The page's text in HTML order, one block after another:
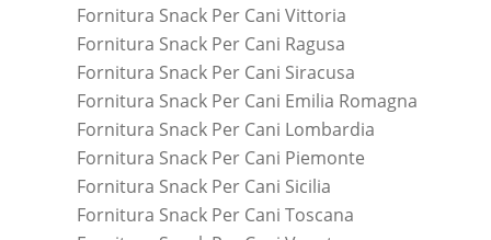
Fornitura Snack Per Cani Vittoria
Fornitura Snack Per Cani Ragusa
Fornitura Snack Per Cani Siracusa
Fornitura Snack Per Cani Emilia Romagna
Fornitura Snack Per Cani Lombardia
Fornitura Snack Per Cani Piemonte
Fornitura Snack Per Cani Sicilia
Fornitura Snack Per Cani Toscana